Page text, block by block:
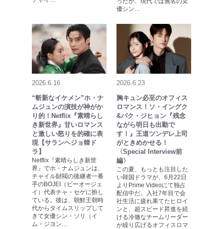
優シン…
2026.6.16
“斬新なイケメン”ホ・ナ
ムジュンの演技が神がか
り的！Netflix『素晴らし
き新世界』甘いロマンス
と激しい怒りを的確に表
現【サランヘジョ韓ド
ラ】
Netflix『素晴らしき新世
界』でホ・ナムジュンは、
チャイル財閥の後継者一番
手のBOJEI（ビーオージェ
イ）代表チャ・セゲに扮し
ている。彼は、朝鮮王朝時
代からタイムスリップして
きて女優シン・ソリ（イ
ム・ジヨン…
2026.6.23
胸キュン必至のオフィス
ロマンス！ソ・イングク
&パク・ジヒョン『残念
ながら明日も出勤で
す！』王道ツンデレ上司
がときめかせる！
〈Special Interview前
編〉
この夏、もっとも注目した
い韓国ドラマが、6月22日
よりPrime Videoにて独占
配信中だ。入社7年目で会
社生活に疲れ果てたヒロイ
ンと、超スピード昇進を続
ける冷徹なチームリーダー
が繰り広げるオフィスロマ